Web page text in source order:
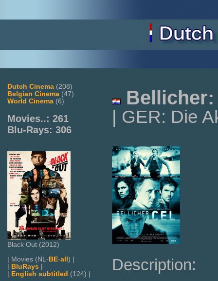
Dutch Cinema (208)
Belgian Cinema (47)
World Cinema (6)
Movies..: 261
Blu-Rays: 306
Black Out (2012)
| Movies (NL- BE-all ) |
BluRays
English subtitled (124) |
Bellicher:
| GER: Die
Description: